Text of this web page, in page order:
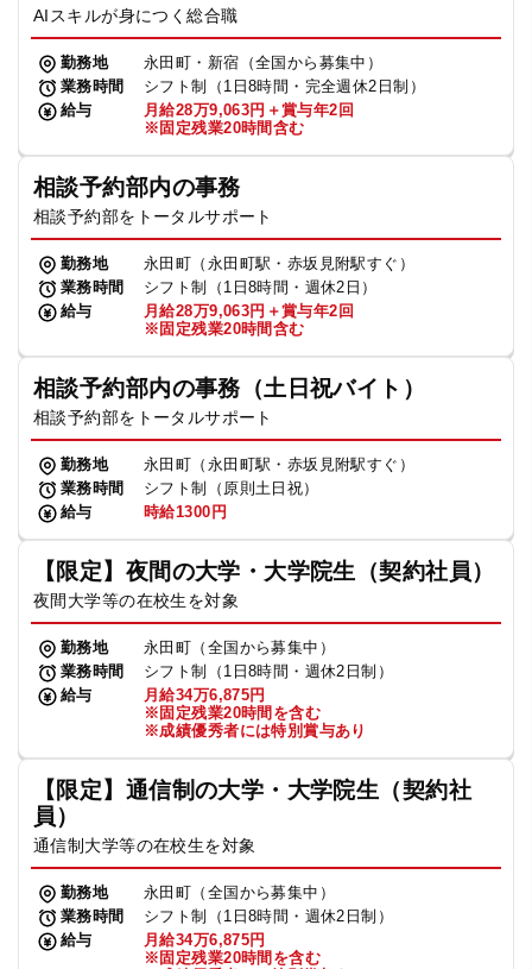
AIスキルが身につく総合職
勤務地
永田町・新宿（全国から募集中）
業務時間
シフト制（1日8時間・完全週休2日制）
給与
月給28万9,063円＋賞与年2回
※固定残業20時間含む
相談予約部内の事務
相談予約部をトータルサポート
勤務地
永田町（永田町駅・赤坂見附駅すぐ）
業務時間
シフト制（1日8時間・週休2日）
給与
月給28万9,063円＋賞与年2回
※固定残業20時間含む
相談予約部内の事務（土日祝バイト）
相談予約部をトータルサポート
勤務地
永田町（永田町駅・赤坂見附駅すぐ）
業務時間
シフト制（原則土日祝）
給与
時給1300円
【限定】夜間の大学・大学院生（契約社員）
夜間大学等の在校生を対象
勤務地
永田町（全国から募集中）
業務時間
シフト制（1日8時間・週休2日制）
給与
月給34万6,875円
※固定残業20時間を含む
※成績優秀者には特別賞与あり
【限定】通信制の大学・大学院生（契約社
員）
通信制大学等の在校生を対象
勤務地
永田町（全国から募集中）
業務時間
シフト制（1日8時間・週休2日制）
給与
月給34万6,875円
※固定残業20時間を含む